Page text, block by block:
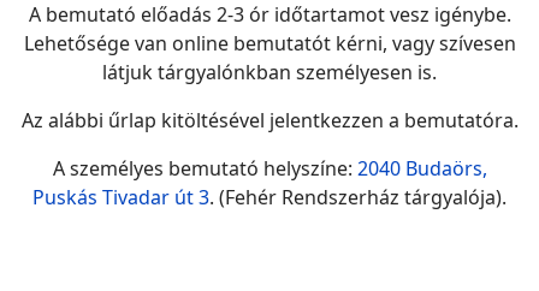
A bemutató előadás 2-3 ór időtartamot vesz igénybe.
Lehetősége van online bemutatót kérni, vagy szívesen
látjuk tárgyalónkban személyesen is.
Az alábbi űrlap kitöltésével jelentkezzen a bemutatóra.
A személyes bemutató helyszíne: 2040 Budaörs,
Puskás Tivadar út 3. (Fehér Rendszerház tárgyalója).